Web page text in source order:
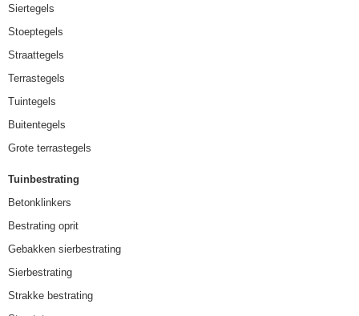
Siertegels
Stoeptegels
Straattegels
Terrastegels
Tuintegels
Buitentegels
Grote terrastegels
Tuinbestrating
Betonklinkers
Bestrating oprit
Gebakken sierbestrating
Sierbestrating
Strakke bestrating